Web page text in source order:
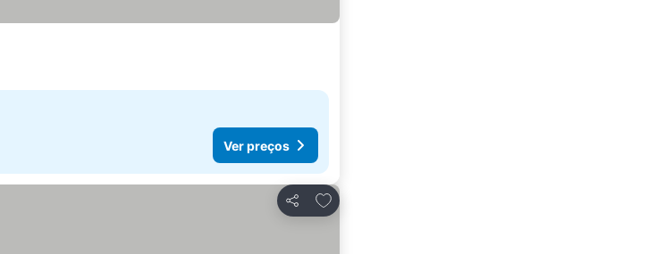
Ver preços
Partilhar
Adicionar aos favoritos